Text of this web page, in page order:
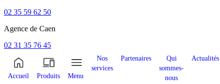
02 35 59 62 50
Agence de Caen
02 31 35 76 45
Accueil Produits Menu
Nos
services
Partenaires
Qui
sommes-
nous
Actualités